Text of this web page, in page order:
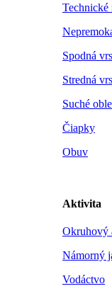
Technické
Spodná
Stredná
Suché
Čiapky
Obuv
Aktivita
Okruhový
Námorný
Vodáctvo